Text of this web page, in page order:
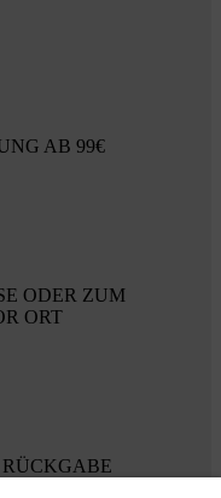
AB 99€
ODER ZUM
ORT